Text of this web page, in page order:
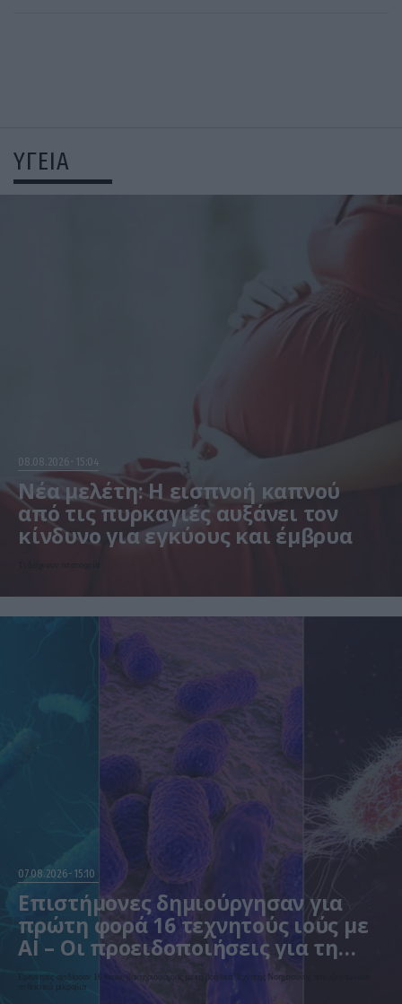
ΥΓΕΙΑ
08.08.2026 15:04
Νέα μελέτη: Η εισπνοή καπνού
από τις πυρκαγιές αυξάνει τον
κίνδυνο για εγκύους και έμβρυα
07.08.2026 15:10
Επιστήμονες δημιούργησαν για
πρώτη φορά 16 τεχνητούς ιούς με
AI – Οι προειδοποιήσεις για τη
βιοασφάλεια
Ερευνητές σχεδίασαν 16 νέους βακτηριοφάγους με τη βοήθεια Τεχνητής Νοημοσύνης που εξοντώνουν
ανθεκτικά μικρόβια